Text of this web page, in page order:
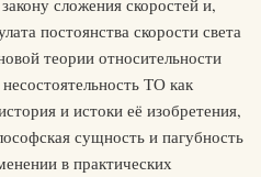
сложения скоростей и,
постоянства скорости света
теории относительности
ТО как
и истоки её изобретения,
сущность и пагубность
в практических